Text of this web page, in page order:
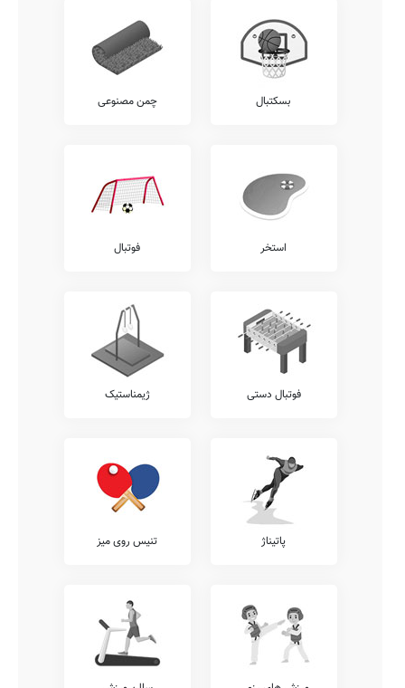
بسکتبال چمن مصنوعی
استخر فوتبال
فوتبال دستی ژیمناستیک
پاتیناژ تنیس روی میز